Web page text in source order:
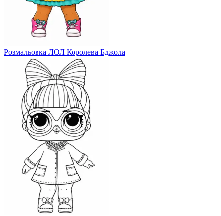
Розмальовка ЛОЛ Королева Бджола